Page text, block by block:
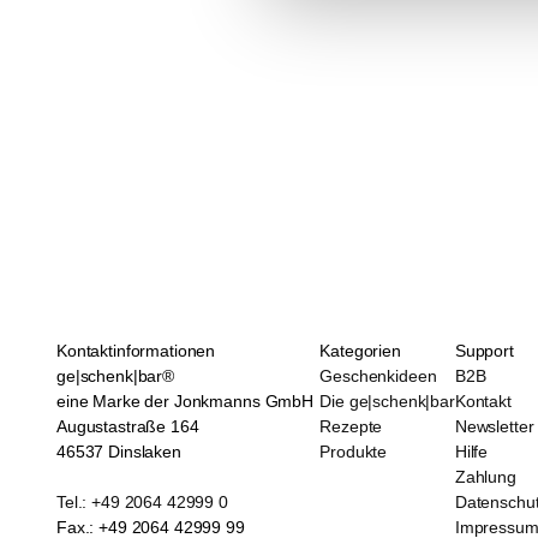
Kontaktinformationen
ge|schenk|bar®
eine Marke der Jonkmanns GmbH
Augustastraße 164
46537 Dinslaken
Tel.: +49 2064 42999 0
Fax.: +49 2064 42999 99
Kategorien
Geschenkideen
Die ge|schenk|bar
Rezepte
Produkte
Support
B2B
Kontakt
Newsletter
Hilfe
Zahlung
Impressum